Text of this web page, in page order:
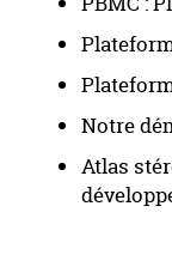
Notre
Atlas